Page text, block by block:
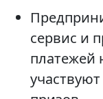
сервис и
платежей